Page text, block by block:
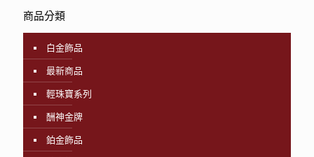
商品分類
白金飾品
最新商品
輕珠寶系列
酬神金牌
鉑金飾品